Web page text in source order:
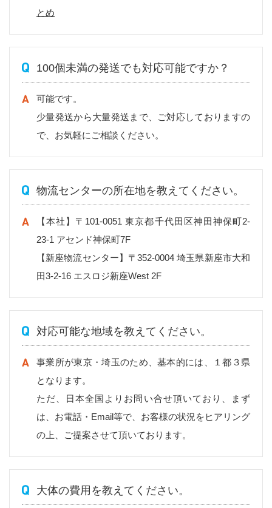
とめ
100個未満の発送でも対応可能ですか？
可能です。
少量発送から大量発送まで、ご対応しておりますの
で、お気軽にご相談ください。
物流センターの所在地を教えてください。
【本社】〒101-0051 東京都千代田区神田神保町2-
23-1 アセンド神保町7F
【新座物流センター】〒352-0004 埼玉県新座市大和
田3-2-16 エスロジ新座West 2F
対応可能な地域を教えてください。
事業所が東京・埼玉のため、基本的には、１都３県
となります。
ただ、日本全国よりお問い合せ頂いており、まず
は、お電話・Email等で、お客様の状況をヒアリング
の上、ご提案させて頂いております。
大体の費用を教えてください。